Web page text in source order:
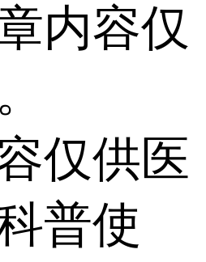
内容仅
仅供医
普使